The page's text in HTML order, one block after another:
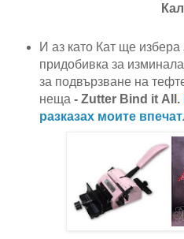
И аз като Кат ще избера
придобивка за
за подвързване на
неща - Zutter Bind it Аll.
разказах моите